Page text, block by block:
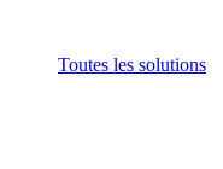
Toutes les solutions